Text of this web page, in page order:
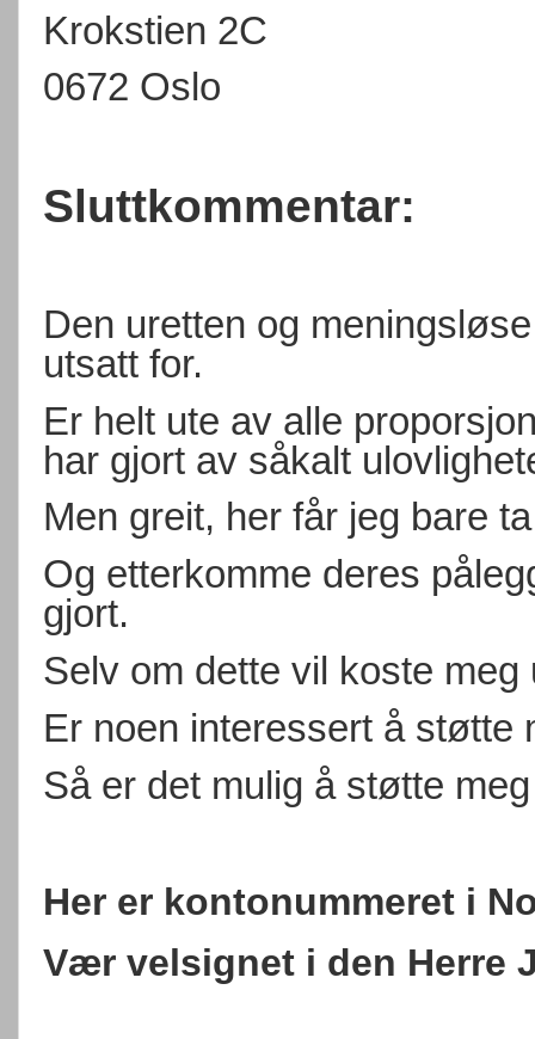
Krokstien 2C
0672 Oslo
Sluttkommentar:
Den uretten og
utsatt for.
Er helt ute av alle
har gjort av såkalt
Men greit, her får jeg bare
Og etterkomme deres
gjort.
Selv om dette vil koste meg
Er noen interessert å støtte
Så er det mulig å støtte
Her er kontonummeret i
Vær velsignet i den Herre